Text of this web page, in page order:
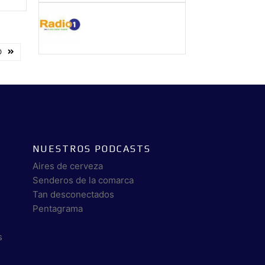
NUESTROS PODCASTS
Aires de cerveza
Senderos de la comarca
Tan desconectados
Pentagrama